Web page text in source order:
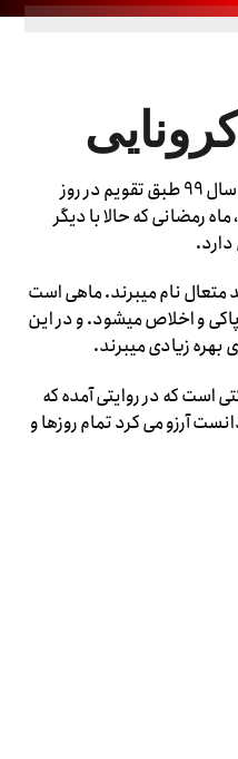
_ماه رمضان سال 99 طبق تقویم در روز
می شود، ماه رمضانی که حالا با دیگر
متعال نام میبرند. ماهی است
و اخلاص میشود. و در این
بهره زیادی میبرند.
است که در روایتی آمده که
آرزو می کرد تمام روزها و